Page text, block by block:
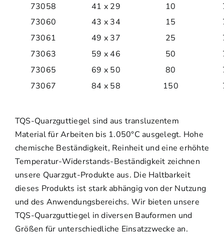
73058
41 x 29 10
73060
43 x 34 15
73061
49 x 37 25
73063
59 x 46 50
73065
69 x 50 80
73067
84 x 58 150
TQS-Quarzguttiegel sind aus transluzentem
Material für Arbeiten bis 1.050°C ausgelegt. Hohe
chemische Beständigkeit, Reinheit und eine erhöhte
Temperatur-Widerstands-Beständigkeit zeichnen
unsere Quarzgut-Produkte aus. Die Haltbarkeit
dieses Produkts ist stark abhängig von der Nutzung
und des Anwendungsbereichs. Wir bieten unsere
TQS-Quarzguttiegel in diversen Bauformen und
Größen für unterschiedliche Einsatzzwecke an.